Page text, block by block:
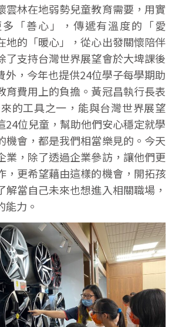
雲林在地弱勢兒童教育需要，用實
「善心」，傳遞有溫度的「愛
地的「暖心」，從心出發關懷陪伴
了支持台灣世界展望會於大埤課後
外，今年也提供24位學子每學期助
育費用上的負擔。黃冠昌執行長表
的工具之一，能與台灣世界展望
24位兒童，幫助他們安心穩定就學
機會，都是我們相當樂見的。今天
業，除了透過企業參訪，讓他們更
，更希望藉由這樣的機會，開拓孩
解當自己未來也想進入相關職場，
能力。